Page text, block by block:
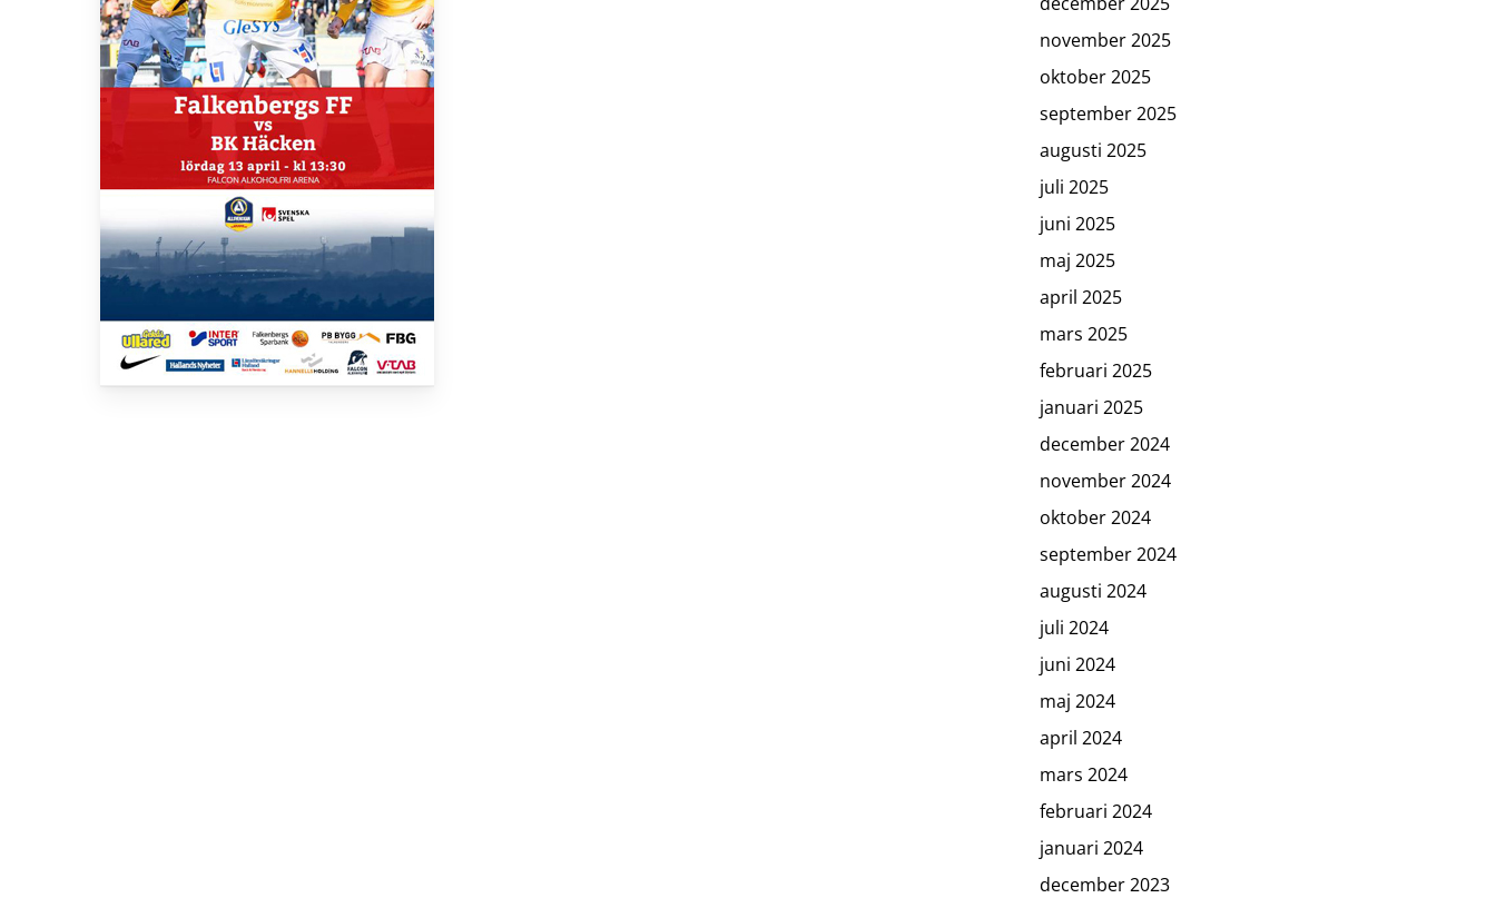
november 2025
oktober 2025
september 2025
augusti 2025
juli 2025
juni 2025
maj 2025
april 2025
mars 2025
februari 2025
januari 2025
december 2024
november 2024
oktober 2024
september 2024
augusti 2024
juli 2024
juni 2024
maj 2024
april 2024
mars 2024
februari 2024
januari 2024
december 2023